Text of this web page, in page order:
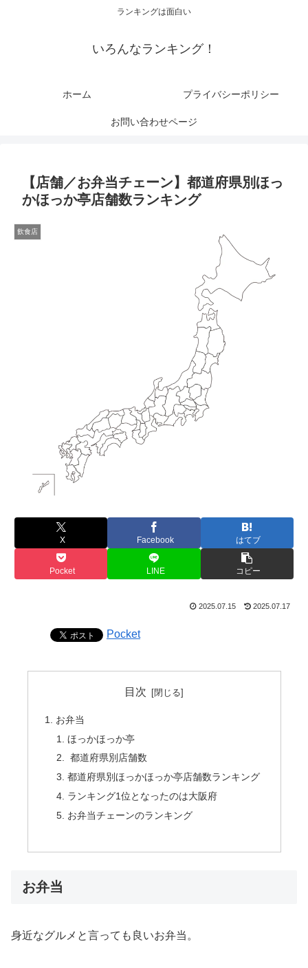
ランキングは面白い
いろんなランキング！
ホーム プライバシーポリシー
お問い合わせページ
【店舗／お弁当チェーン】都道府県別ほっ
かほっか亭店舗数ランキング
飲食店
X Facebook はてブ
Pocket LINE コピー
2025.07.15 2025.07.17
Pocket
目次
お弁当
ほっかほっか亭
都道府県別店舗数
都道府県別ほっかほっか亭店舗数ランキング
ランキング1位となったのは大阪府
お弁当チェーンのランキング
お弁当
身近なグルメと言っても良いお弁当。